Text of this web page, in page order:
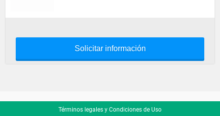
Solicitar información
Términos legales y Condiciones de Uso